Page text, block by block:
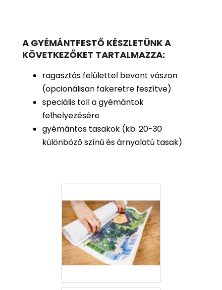
A GYÉMÁNTFESTŐ KÉSZLETÜNK A
KÖVETKEZŐKET TARTALMAZZA:
ragasztós felülettel bevont vászon
(opcionálisan fakeretre feszítve)
speciális toll a gyémántok
felhelyezésére
gyémántos tasakok (kb. 20-30
különböző színű és árnyalatú tasak)